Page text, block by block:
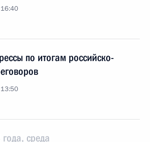
16:40
по итогам российско-
13:50
среда